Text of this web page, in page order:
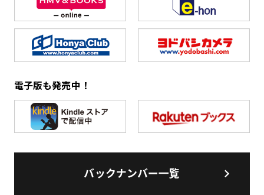
電子版も発売中！
バックナンバー一覧